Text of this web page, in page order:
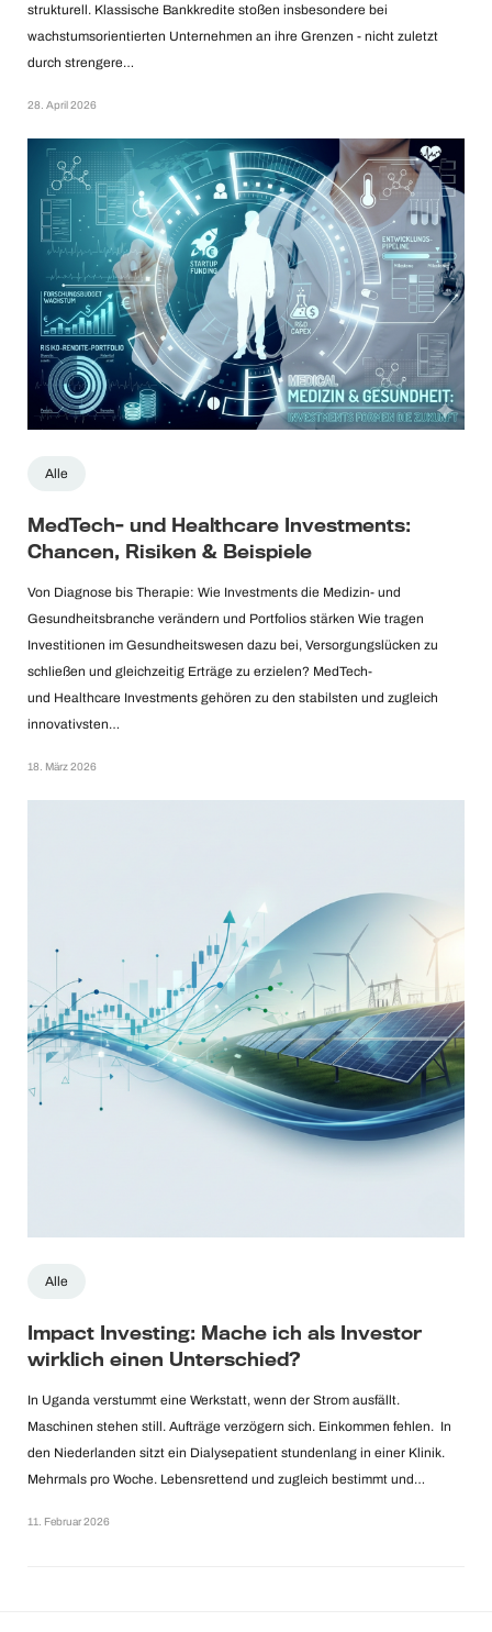
strukturell. Klassische Bankkredite stoßen insbesondere bei
wachstumsorientierten Unternehmen an ihre Grenzen - nicht zuletzt
durch strengere…
28. April 2026
Alle
MedTech- und Healthcare Investments:
Chancen, Risiken & Beispiele
Von Diagnose bis Therapie: Wie Investments die Medizin- und
Gesundheitsbranche verändern und Portfolios stärken Wie tragen
Investitionen im Gesundheitswesen dazu bei, Versorgungslücken zu
schließen und gleichzeitig Erträge zu erzielen? MedTech-
und Healthcare Investments gehören zu den stabilsten und zugleich
innovativsten…
18. März 2026
Alle
Impact Investing: Mache ich als Investor
wirklich einen Unterschied?
In Uganda verstummt eine Werkstatt, wenn der Strom ausfällt.
Maschinen stehen still. Aufträge verzögern sich. Einkommen fehlen. In
den Niederlanden sitzt ein Dialysepatient stundenlang in einer Klinik.
Mehrmals pro Woche. Lebensrettend und zugleich bestimmt und…
11. Februar 2026